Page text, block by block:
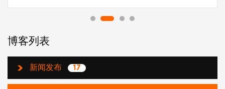
博客列表
新闻发布 17